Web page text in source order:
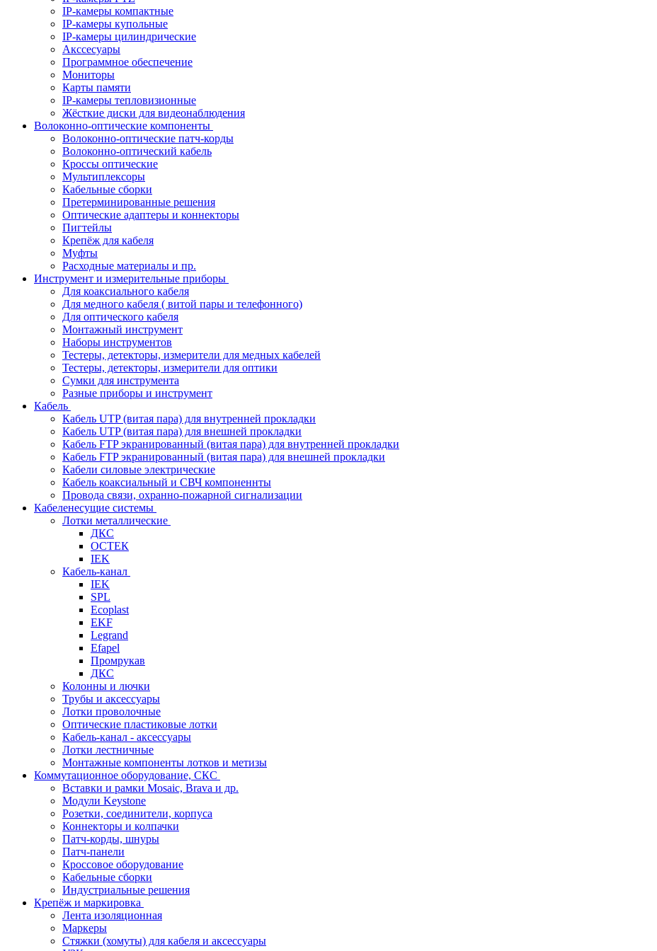
IP-камеры компактные
IP-камеры купольные
IP-камеры цилиндрические
Акссесуары
Программное обеспечение
Мониторы
Карты памяти
IP-камеры тепловизионные
Жёсткие диски для видеонаблюдения
Волоконно-оптические компоненты
Волоконно-оптические патч-корды
Волоконно-оптический кабель
Кроссы оптические
Мультиплексоры
Кабельные сборки
Претерминированные решения
Оптические адаптеры и коннекторы
Пигтейлы
Крепёж для кабеля
Муфты
Расходные материалы и пр.
Инструмент и измерительные приборы
Для коаксиального кабеля
Для медного кабеля ( витой пары и телефонного)
Для оптического кабеля
Монтажный инструмент
Наборы инструментов
Тестеры, детекторы, измерители для медных кабелей
Тестеры, детекторы, измерители для оптики
Сумки для инструмента
Разные приборы и инструмент
Кабель
Кабель UTP (витая пара) для внутренней прокладки
Кабель UTP (витая пара) для внешней прокладки
Кабель FTP экранированный (витая пара) для внутренней прокладки
Кабель FTP экранированный (витая пара) для внешней прокладки
Кабели силовые электрические
Кабель коаксиальный и СВЧ компоненнты
Провода связи, охранно-пожарной сигнализации
Кабеленесущие системы
Лотки металлические
ДКС
ОСТЕК
IEK
Кабель-канал
IEK
SPL
Ecoplast
EKF
Legrand
Efapel
Промрукав
ДКС
Колонны и лючки
Трубы и аксессуары
Лотки проволочные
Оптические пластиковые лотки
Кабель-канал - аксессуары
Лотки лестничные
Монтажные компоненты лотков и метизы
Коммутационное оборудование, СКС
Вставки и рамки Mosaic, Brava и др.
Модули Keystone
Розетки, соединители, корпуса
Коннекторы и колпачки
Патч-корды, шнуры
Патч-панели
Кроссовое оборудование
Кабельные сборки
Индустриальные решения
Крепёж и маркировка
Лента изоляционная
Маркеры
Стяжки (хомуты) для кабеля и аксессуары